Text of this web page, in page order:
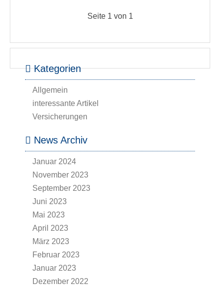
Seite 1 von 1
Kategorien
Allgemein
interessante Artikel
Versicherungen
News Archiv
Januar 2024
November 2023
September 2023
Juni 2023
Mai 2023
April 2023
März 2023
Februar 2023
Januar 2023
Dezember 2022